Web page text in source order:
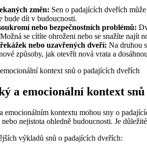
změn: Sen o padajících dveřích
bude dít v budoucnosti.
nebo bezpečnostních problémů:
se cítíte ohroženi nebo se snažíte najít
nebo uzavřených dveří: Na druhou
způsoby, jak otevřít nová vrata a
a emocionální kontext
emocionálním kontextu mohou sny o
nejistota ohledně budoucnosti. Je
výkladů snů o padajících dveřích: